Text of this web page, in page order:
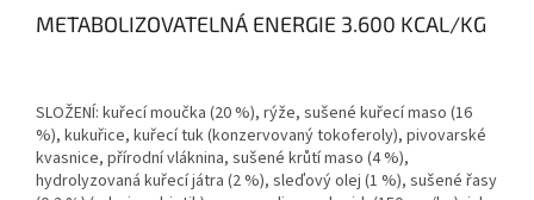
METABOLIZOVATELNÁ ENERGIE 3.600 KCAL/KG
SLOŽENÍ: kuřecí moučka (20 %), rýže, sušené kuřecí maso (16
%), kukuřice, kuřecí tuk (konzervovaný tokoferoly), pivovarské
kvasnice, přírodní vláknina, sušené krůtí maso (4 %),
hydrolyzovaná kuřecí játra (2 %), sleďový olej (1 %), sušené řasy